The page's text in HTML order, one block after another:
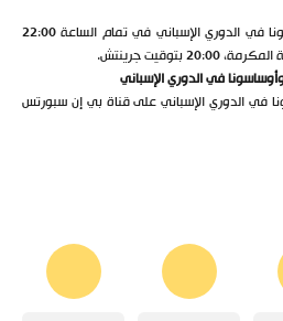
تقام مباراة أتلتيكو مدريد وأوساسونا في الدوري الإسباني في تمام الساعة 22:00
وأوساسونا في الدوري الإسباني
في الدوري الإسباني على قناة بي إن سبورتس